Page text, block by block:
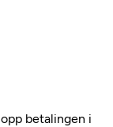
betalingen i